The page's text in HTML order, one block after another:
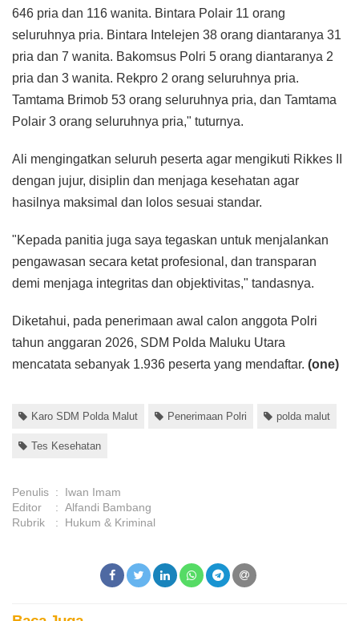
646 pria dan 116 wanita. Bintara Polair 11 orang
seluruhnya pria. Bintara Intelejen 38 orang diantaranya 31
pria dan 7 wanita. Bakomsus Polri 5 orang diantaranya 2
pria dan 3 wanita. Rekpro 2 orang seluruhnya pria.
Tamtama Brimob 53 orang seluruhnya pria, dan Tamtama
Polair 3 orang seluruhnya pria," tuturnya.
Ali mengingatkan seluruh peserta agar mengikuti Rikkes II
dengan jujur, disiplin dan menjaga kesehatan agar
hasilnya maksimal dan lolos sesuai standar.
"Kepada panitia juga saya tegaskan untuk menjalankan
pengawasan secara ketat profesional, dan transparan
demi menjaga integritas dan objektivitas," tandasnya.
Diketahui, pada penerimaan awal calon anggota Polri
tahun anggaran 2026, SDM Polda Maluku Utara
mencatata sebanyak 1.936 peserta yang mendaftar. (one)
Karo SDM Polda Malut Penerimaan Polri polda malut
Tes Kesehatan
Penulis :
Iwan Imam
Editor
: Alfandi Bambang
Rubrik
: Hukum & Kriminal